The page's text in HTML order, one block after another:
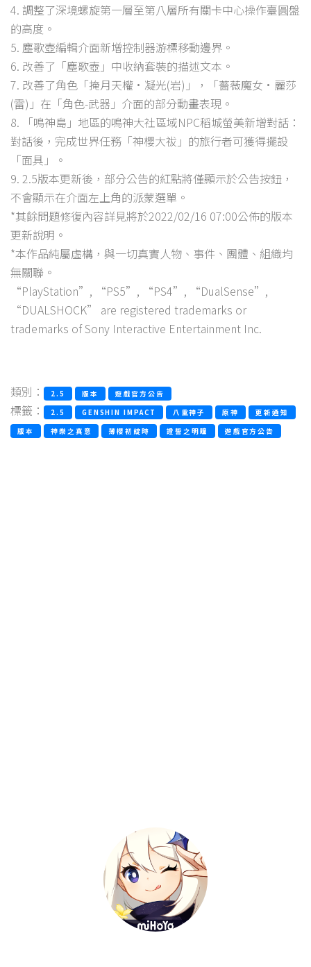
4. 調整了深境螺旋第一層至第八層所有關卡中心操作臺圓盤
的高度。
5. 塵歌壺編輯介面新增控制器游標移動邊界。
6. 改善了「塵歌壺」中收納套裝的描述文本。
7. 改善了角色「掩月天權·凝光(岩)」，「薔薇魔女·麗莎
(雷)」在「角色-武器」介面的部分動畫表現。
8. 「鳴神島」地區的鳴神大社區域NPC稻城螢美新增對話：
對話後，完成世界任務「神櫻大祓」的旅行者可獲得擺設
「面具」。
9. 2.5版本更新後，部分公告的紅點將僅顯示於公告按鈕，
不會顯示在介面左上角的派蒙選單。
*其餘問題修復內容詳見將於2022/02/16 07:00公佈的版本
更新說明。
*本作品純屬虛構，與一切真實人物、事件、團體、組織均
無關聯。
“PlayStation”, “PS5”, “PS4”, “DualSense”,
“DUALSHOCK” are registered trademarks or
trademarks of Sony Interactive Entertainment Inc.
類別： 2.5 版本 遊戲官方公告
標籤： 2.5 GENSHIN IMPACT 八重神子 原神
更新通知
版本
神樂之真意 薄櫻初綻時 證誓之明瞳 遊戲官方公告